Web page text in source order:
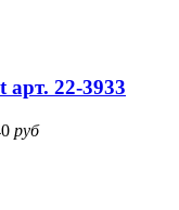
22-3933
руб